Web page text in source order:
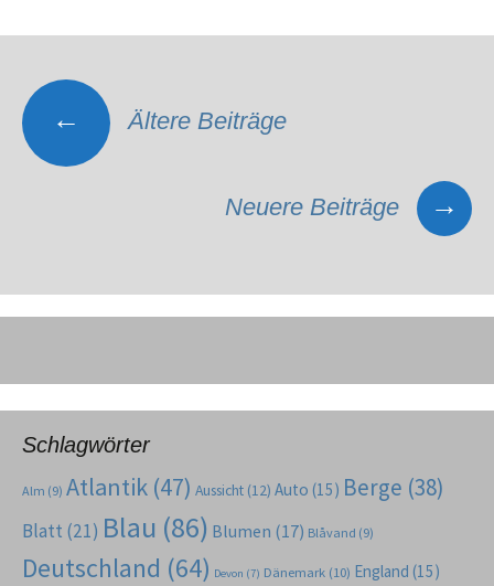
Beitragsnavigation
← Ältere Beiträge
Neuere Beiträge →
Schlagwörter
Alm (9) Atlantik (47) Aussicht (12) Auto (15) Berge (38)
Blatt (21) Blau (86) Blumen (17) Blåvand (9)
Deutschland (64) Devon (7) Dänemark (10) England (15)